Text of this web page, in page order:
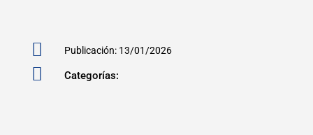
 Publicación: 13/01/2026
 Categorías: